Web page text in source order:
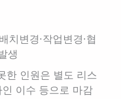
치변경·작업변경·협
생
한 인원은 별도 리스
이수 등으로 마감